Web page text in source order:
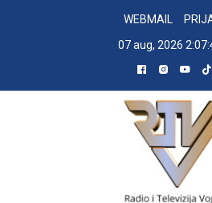
WEBMAIL
07 aug, 2026